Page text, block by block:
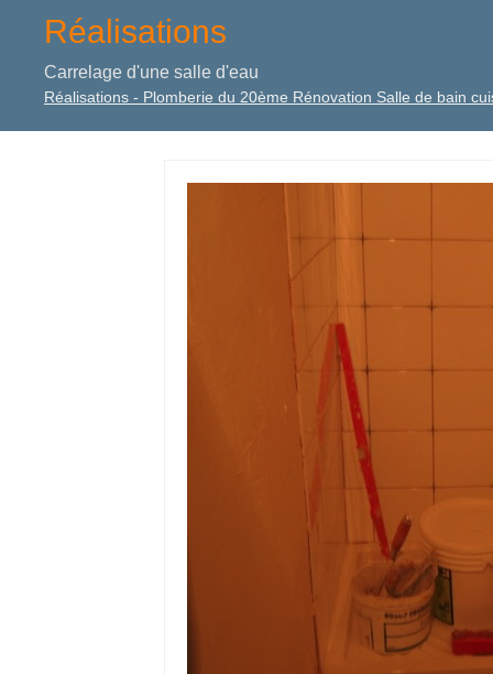
Réalisations
Carrelage d'une salle d'eau
Réalisations - Plomberie du 20ème Rénovation Salle de bain